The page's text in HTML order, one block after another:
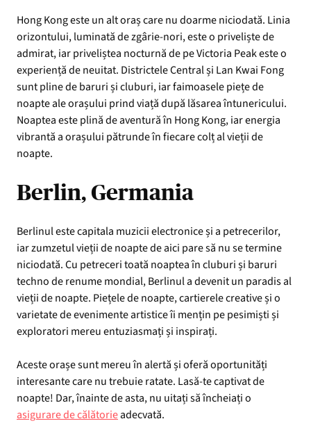
Hong Kong este un alt oraș care nu doarme niciodată. Linia
orizontului, luminată de zgârie-nori, este o priveliște de
admirat, iar priveliștea nocturnă de pe Victoria Peak este o
experiență de neuitat. Districtele Central și Lan Kwai Fong
sunt pline de baruri și cluburi, iar faimoasele piețe de
noapte ale orașului prind viață după lăsarea întunericului.
Noaptea este plină de aventură în Hong Kong, iar energia
vibrantă a orașului pătrunde în fiecare colț al vieții de
noapte.
Berlin, Germania
Berlinul este capitala muzicii electronice și a petrecerilor,
iar zumzetul vieții de noapte de aici pare să nu se termine
niciodată. Cu petreceri toată noaptea în cluburi și baruri
techno de renume mondial, Berlinul a devenit un paradis al
vieții de noapte. Piețele de noapte, cartierele creative și o
varietate de evenimente artistice îi mențin pe pesimiști și
exploratori mereu entuziasmați și inspirați.
Aceste orașe sunt mereu în alertă și oferă oportunități
interesante care nu trebuie ratate. Lasă-te captivat de
noapte! Dar, înainte de asta, nu uitați să încheiați o
asigurare de călătorieadecvată.